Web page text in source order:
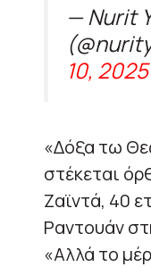
— Nurit
10, 2025
«Δόξα τω
στέκεται
Ζαϊντά, 40
Ραντουάν
«Αλλά το